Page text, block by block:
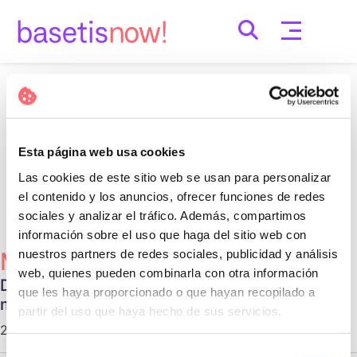
Esta página web usa cookies
Las cookies de este sitio web se usan para personalizar
el contenido y los anuncios, ofrecer funciones de redes
sociales y analizar el tráfico. Además, compartimos
información sobre el uso que haga del sitio web con
nuestros partners de redes sociales, publicidad y análisis
web, quienes pueden combinarla con otra información
que les haya proporcionado o que hayan recopilado a
partir del uso que haya hecho de sus servicios.
Selección
Nothing Found
Perhaps searching can help.
Cerca:
Més Populars
Diferentes tipos de relaciones no
monogámicas
29 d'octubre de 2020 |Communication